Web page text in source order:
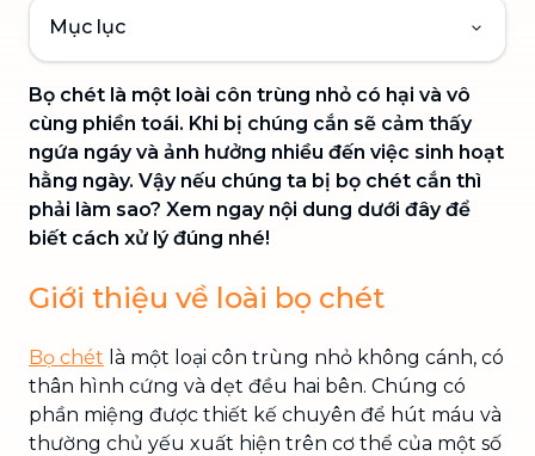
Mục lục
Bọ chét là một loài côn trùng nhỏ có hại và vô
cùng phiền toái. Khi bị chúng cắn sẽ cảm thấy
ngứa ngáy và ảnh hưởng nhiều đến việc sinh hoạt
hằng ngày. Vậy nếu chúng ta bị bọ chét cắn thì
phải làm sao? Xem ngay nội dung dưới đây để
biết cách xử lý đúng nhé!
Giới thiệu về loài bọ chét
Bọ chét là một loại côn trùng nhỏ không cánh, có
thân hình cứng và dẹt đều hai bên. Chúng có
phần miệng được thiết kế chuyên để hút máu và
thường chủ yếu xuất hiện trên cơ thể của một số